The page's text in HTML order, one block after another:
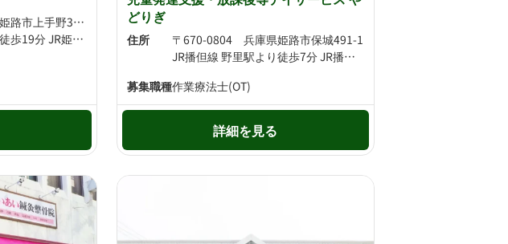
〒670-0065 兵庫県姫路市上手野314 マンションマタージュ1F
JR姫新線 余部駅より徒歩19分 JR姫新線 播磨高岡駅より徒歩26分
どりぎ
住所
〒670-0804 兵庫県姫路市保城491-1
JR播但線 野里駅より徒歩7分 JR播但線 砥堀駅より徒歩20分
募集職種作業療法士(OT)
詳細を見る